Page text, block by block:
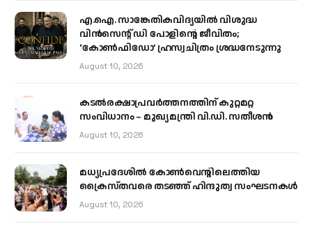
എ.ഐ. സാങ്കേതികവിദ്യയിൽ വിശുദ്ധ
വിൻസെന്റ് ഡി പോളിന്റെ ജീവിതം;
‘കോൺഫിഡോ’ ഹ്രസ്വചിത്രം ശ്രദ്ധനേടുന്നു
August 10, 2026
കടല്‍രക്ഷാപ്രവര്‍ത്തനത്തിന് കുറ്റമറ്റ
സംവിധാനം – മുഖ്യമന്ത്രി വി.ഡി. സതീശന്‍
August 10, 2026
മധ്യപ്രദേശിൽ കോൺവെന്റിലെത്തിയ
ക്രൈസ്തവരെ തടഞ്ഞ് ഹിന്ദുത്വ സംഘടനകൾ
August 10, 2026